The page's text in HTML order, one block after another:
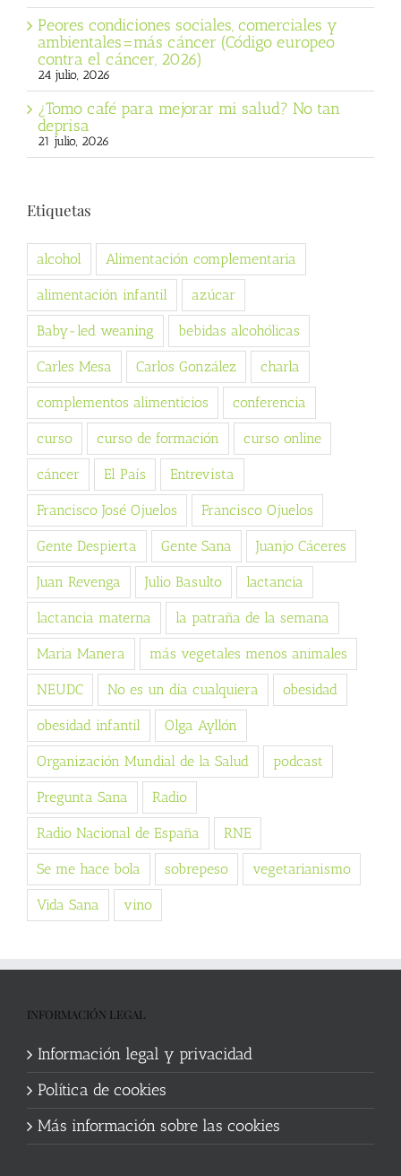
Peores condiciones sociales, comerciales y
ambientales=más cáncer (Código europeo
contra el cáncer, 2026)
24 julio, 2026
¿Tomo café para mejorar mi salud? No tan
deprisa
21 julio, 2026
Etiquetas
alcohol Alimentación complementaria
alimentación infantil azúcar
Baby-led weaning bebidas alcohólicas
Carles Mesa Carlos González charla
complementos alimenticios conferencia
curso curso de formación curso online
cáncer El País Entrevista
Francisco José Ojuelos Francisco Ojuelos
Gente Despierta Gente Sana Juanjo Cáceres
Juan Revenga Julio Basulto lactancia
lactancia materna la patraña de la semana
Maria Manera más vegetales menos animales
NEUDC No es un día cualquiera obesidad
obesidad infantil Olga Ayllón
Organización Mundial de la Salud podcast
Pregunta Sana Radio
Radio Nacional de España RNE
Se me hace bola sobrepeso vegetarianismo
Vida Sana vino
INFORMACIÓN LEGAL
Información legal y privacidad
Política de cookies
Más información sobre las cookies